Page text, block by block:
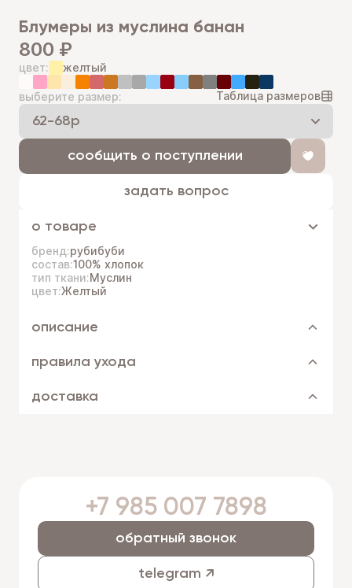
блумеры из муслина банан
800 ₽
цвет: желтый
выберите размер: Таблица размеров
сообщить о поступлении
задать вопрос
о товаре
бренд:рубибуби
состав:100% хлопок
тип ткани:Муслин
цвет:Желтый
описание
правила ухода
доставка
+7 985 007 7898
telegram ↗
обратный звонок